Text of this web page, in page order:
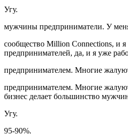
Угу.
мужчины предприниматели. У
сообщество Million Connections, и
предпринимателей, да, и я уже
предпринимателем. Многие
предпринимателем. Многие
бизнес делает большинство
Угу.
95-90%.